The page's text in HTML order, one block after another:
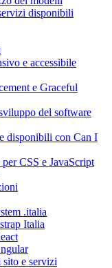
disponibili
e accessibile
e Graceful
del software
disponibili con Can I
CSS e JavaScript
.italia
Italia
e servizi